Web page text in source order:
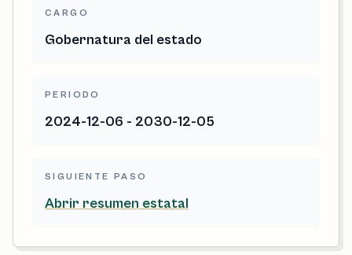
CARGO
Gobernatura del estado
PERIODO
2024-12-06 - 2030-12-05
SIGUIENTE PASO
Abrir resumen estatal